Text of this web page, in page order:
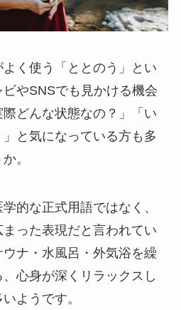
く使う「ととのう」とい
やSNSでも見かける機会
どんな状態なの？」「い
と気になっている方も多
。
的な正式用語ではなく、
った表現だと言われてい
ナ・水風呂・外気浴を繰
心身が深くリラックスし
ようです。